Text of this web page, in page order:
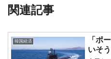
関連記事
韓国経済
「ポ
いそ